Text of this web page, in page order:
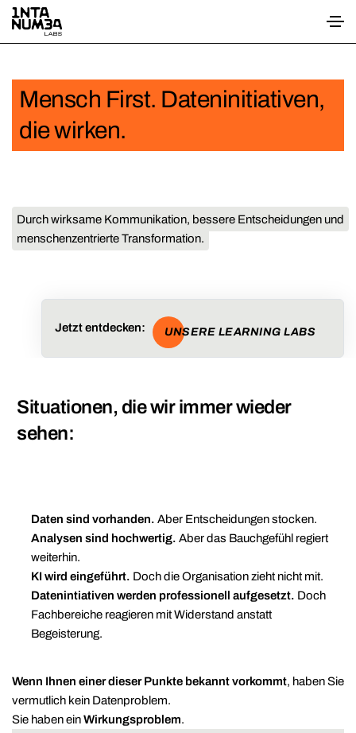
Mensch First. Dateninitiativen,
die wirken.
Durch wirksame Kommunikation, bessere Entscheidungen und
menschenzentrierte Transformation.
Jetzt entdecken: UNSERE LEARNING LABS
Situationen, die wir immer wieder
sehen:
Daten sind vorhanden. Aber Entscheidungen stocken.
Analysen sind hochwertig. Aber das Bauchgefühl regiert
weiterhin.
KI wird eingeführt. Doch die Organisation zieht nicht mit.
Datenintiativen werden professionell aufgesetzt. Doch
Fachbereiche reagieren mit Widerstand anstatt
Begeisterung.
Wenn Ihnen einer dieser Punkte bekannt vorkommt, haben Sie
vermutlich kein Datenproblem.
Sie haben einWirkungsproblem.